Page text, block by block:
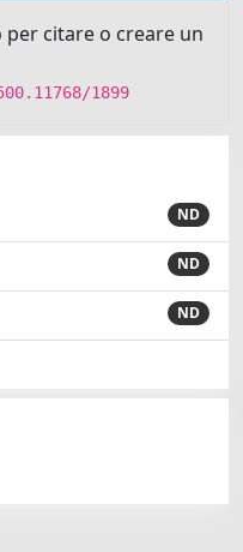
citare o creare un
1899
ND
ND
ND